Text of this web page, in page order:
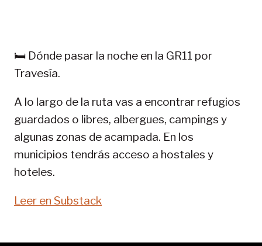
11-
🛏️ Dónde pasar la noche en la GR11 por
Travesía.
A lo largo de la ruta vas a encontrar refugios
guardados o libres, albergues, campings y
algunas zonas de acampada. En los
municipios tendrás acceso a hostales y
hoteles.
Leer en Substack